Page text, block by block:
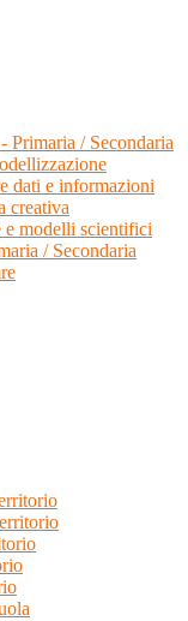
Primaria / Secondaria
dati e informazioni
creativa
e modelli scientifici
/ Secondaria